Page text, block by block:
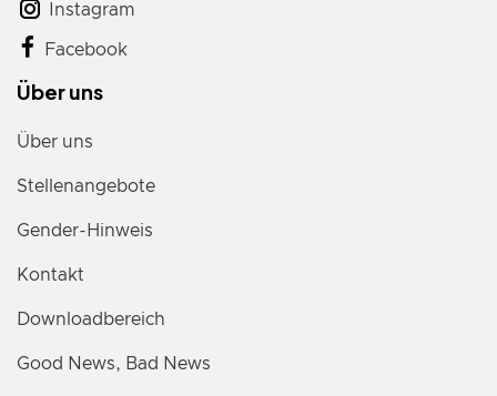
Instagram
Facebook
Über uns
Über uns
Stellenangebote
Gender-Hinweis
Kontakt
Downloadbereich
Good News, Bad News